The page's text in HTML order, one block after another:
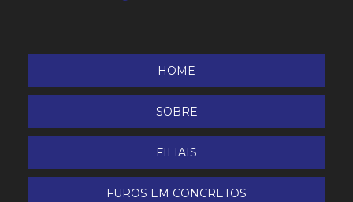
HOME
SOBRE
FILIAIS
FUROS EM CONCRETOS